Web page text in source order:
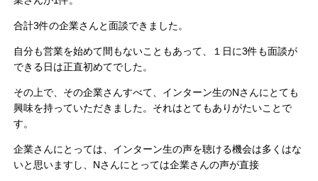
合計3件の企業さんと面談できました。
自分も営業を始めて間もないこともあって、１日に3件も面談が
できる日は正直初めてでした。
その上で、その企業さんすべて、インターン生のNさんにとても
興味を持っていただきました。それはとてもありがたいことで
す。
企業さんにとっては、インターン生の声を聴ける機会は多くはな
いと思いますし、Nさんにとっては企業さんの声が直接